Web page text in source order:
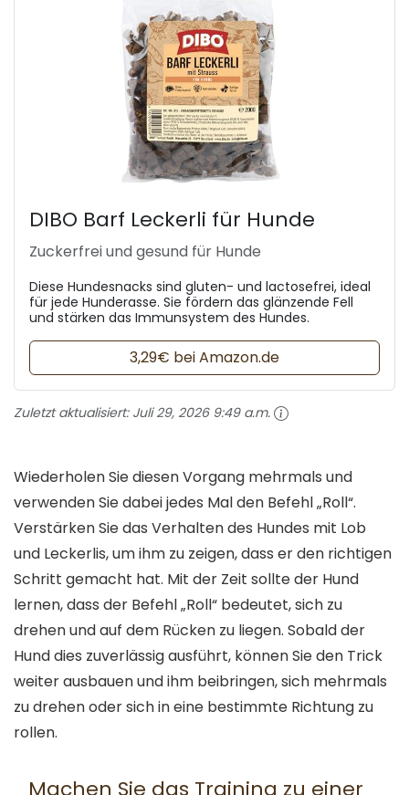
DIBO Barf Leckerli für Hunde
Zuckerfrei und gesund für Hunde
Diese Hundesnacks sind gluten- und lactosefrei, ideal
für jede Hunderasse. Sie fördern das glänzende Fell
und stärken das Immunsystem des Hundes.
3,29€ bei Amazon.de
Zuletzt aktualisiert: Juli 29, 2026 9:49 a.m.
Wiederholen Sie diesen Vorgang mehrmals und
verwenden Sie dabei jedes Mal den Befehl „Roll“.
Verstärken Sie das Verhalten des Hundes mit Lob
und Leckerlis, um ihm zu zeigen, dass er den richtigen
Schritt gemacht hat. Mit der Zeit sollte der Hund
lernen, dass der Befehl „Roll“ bedeutet, sich zu
drehen und auf dem Rücken zu liegen. Sobald der
Hund dies zuverlässig ausführt, können Sie den Trick
weiter ausbauen und ihm beibringen, sich mehrmals
zu drehen oder sich in eine bestimmte Richtung zu
rollen.
Machen Sie das Training zu einer